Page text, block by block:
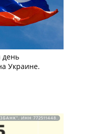
день
Украине.
ИНН 772511448.